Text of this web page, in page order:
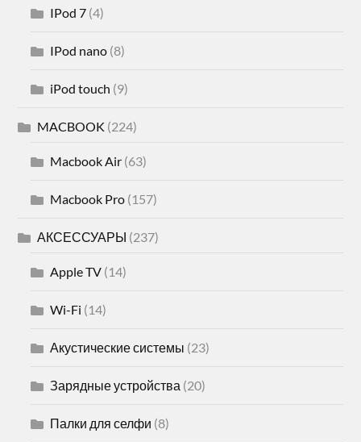
IPod 7 (4)
IPod nano (8)
iPod touch (9)
MACBOOK (224)
Macbook Air (63)
Macbook Pro (157)
АКСЕССУАРЫ (237)
Apple TV (14)
Wi-Fi (14)
Акустические системы (23)
Зарядные устройства (20)
Палки для селфи (8)